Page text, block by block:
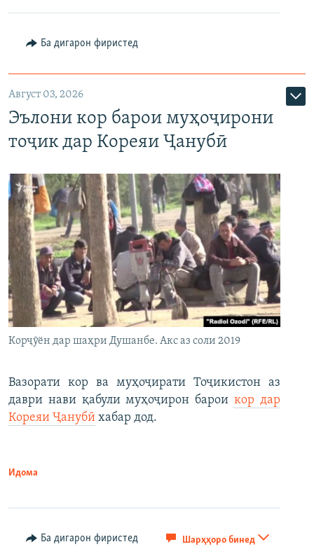
Ба дигарон фиристед
Август 03, 2026
Эълони кор барои муҳоҷирони
тоҷик дар Кореяи Ҷанубӣ
Корҷӯён дар шаҳри Душанбе. Акс аз соли 2019
Вазорати кор ва муҳоҷирати Тоҷикистон аз
даври нави қабули муҳоҷирон бароикор дар
Кореяи Ҷанубӣ хабар дод.
Идома
Ба дигарон фиристед Шарҳҳоро бинед